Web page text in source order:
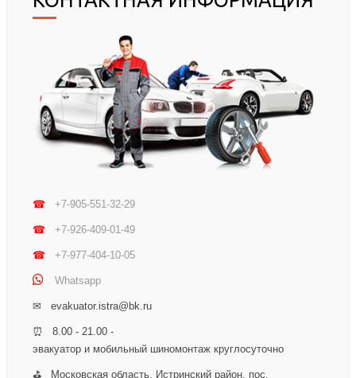
☎ +7-905-551-32-29
☎ +7-926-409-01-49
☎ +7-977-404-10-05
Whatsapp
✉ evakuator.istra@bk.ru
⏰ 8.00 - 21.00 -
эвакуатор и мобильный шиномонтаж круглосуточно
⛳ Московская область, Истринский район, пос.